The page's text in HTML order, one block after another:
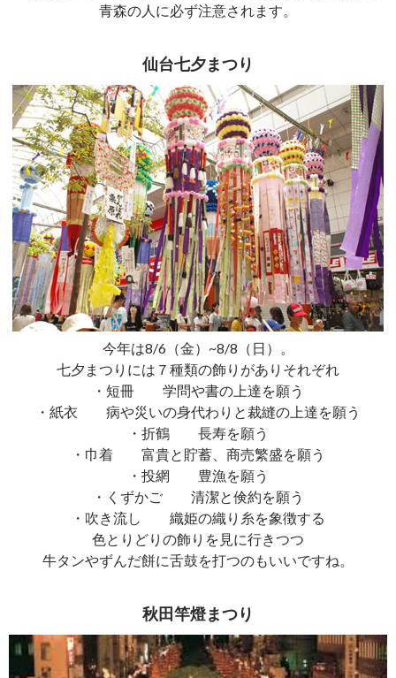
青森の人に必ず注意されます。
仙台七夕まつり
今年は8/6（金）~8/8（日）。
七夕まつりには７種類の飾りがありそれぞれ
・短冊 学問や書の上達を願う
・紙衣 病や災いの身代わりと裁縫の上達を願う
・折鶴 長寿を願う
・巾着 富貴と貯蓄、商売繁盛を願う
・投網 豊漁を願う
・くずかご 清潔と倹約を願う
・吹き流し 織姫の織り糸を象徴する
色とりどりの飾りを見に行きつつ
牛タンやずんだ餅に舌鼓を打つのもいいですね。
秋田竿燈まつり